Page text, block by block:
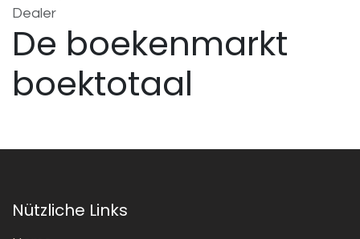
Dealer
De boekenmarkt
boektotaal
Nützliche Links